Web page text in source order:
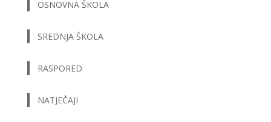
OSNOVNA ŠKOLA
SREDNJA ŠKOLA
RASPORED
NATJEČAJI